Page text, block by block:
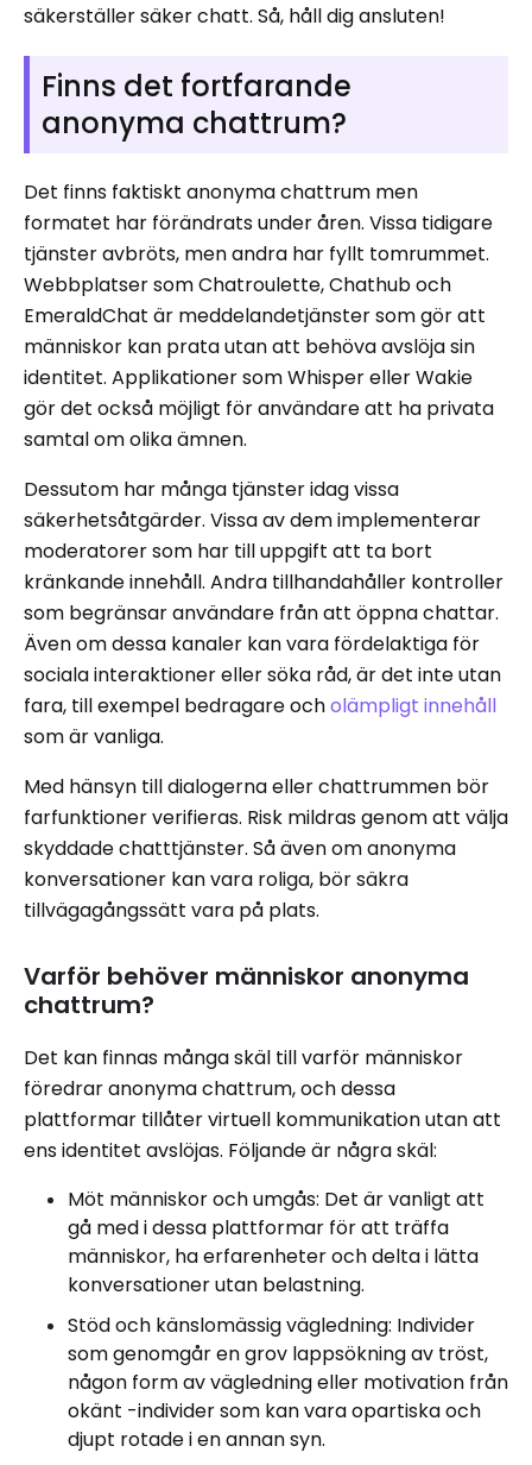
säkerställer säker chatt. Så, håll dig ansluten!
Finns det fortfarande
anonyma chattrum?
Det finns faktiskt anonyma chattrum men
formatet har förändrats under åren. Vissa tidigare
tjänster avbröts, men andra har fyllt tomrummet.
Webbplatser som Chatroulette, Chathub och
EmeraldChat är meddelandetjänster som gör att
människor kan prata utan att behöva avslöja sin
identitet. Applikationer som Whisper eller Wakie
gör det också möjligt för användare att ha privata
samtal om olika ämnen.
Dessutom har många tjänster idag vissa
säkerhetsåtgärder. Vissa av dem implementerar
moderatorer som har till uppgift att ta bort
kränkande innehåll. Andra tillhandahåller kontroller
som begränsar användare från att öppna chattar.
Även om dessa kanaler kan vara fördelaktiga för
sociala interaktioner eller söka råd, är det inte utan
fara, till exempel bedragare ocholämpligt innehåll
som är vanliga.
Med hänsyn till dialogerna eller chattrummen bör
farfunktioner verifieras. Risk mildras genom att välja
skyddade chatttjänster. Så även om anonyma
konversationer kan vara roliga, bör säkra
tillvägagångssätt vara på plats.
Varför behöver människor anonyma
chattrum?
Det kan finnas många skäl till varför människor
föredrar anonyma chattrum, och dessa
plattformar tillåter virtuell kommunikation utan att
ens identitet avslöjas. Följande är några skäl:
Möt människor och umgås: Det är vanligt att
gå med i dessa plattformar för att träffa
människor, ha erfarenheter och delta i lätta
konversationer utan belastning.
Stöd och känslomässig vägledning: Individer
som genomgår en grov lappsökning av tröst,
någon form av vägledning eller motivation från
okänt -individer som kan vara opartiska och
djupt rotade i en annan syn.